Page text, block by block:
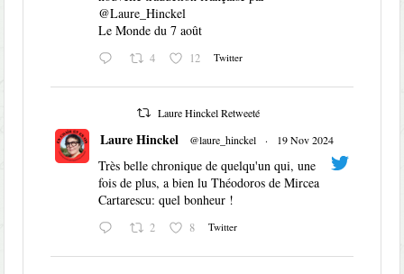
@Laure_Hinckel
Le Monde du 7 août
4 12 Twitter
Laure Hinckel Retweeté
Laure Hinckel @laure_hinckel · 19 Nov 2024
Très belle chronique de quelqu'un qui, une
fois de plus, a bien lu Théodoros de Mircea
Cartarescu: quel bonheur !
2 8 Twitter